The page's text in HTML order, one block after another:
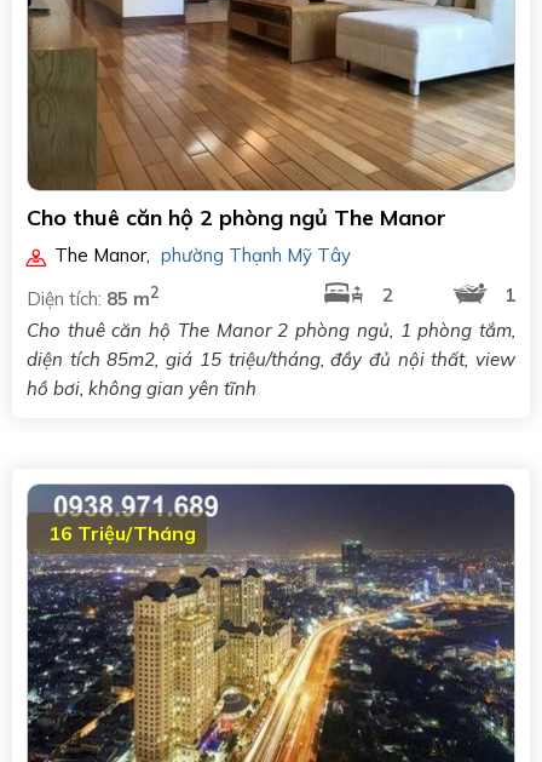
Cho thuê căn hộ 2 phòng ngủ The Manor
The Manor
phường Thạnh Mỹ Tây
Diện tích: 85 m2 2
1
Cho thuê căn hộ The Manor 2 phòng ngủ, 1 phòng tắm,
diện tích 85m2, giá 15 triệu/tháng, đầy đủ nội thất, view
hồ bơi, không gian yên tĩnh
16 Triệu/Tháng